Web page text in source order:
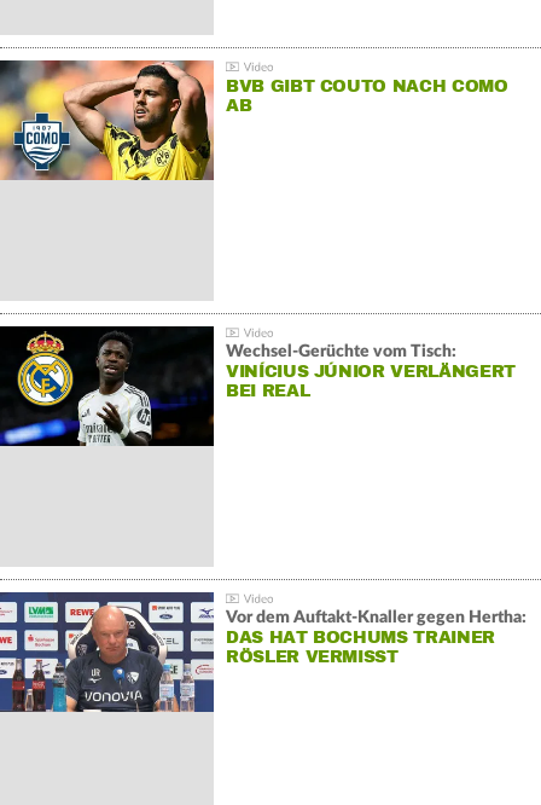
BVB GIBT COUTO NACH COMO
AB
Wechsel-Gerüchte vom Tisch:
VINÍCIUS JÚNIOR VERLÄNGERT
BEI REAL
Vor dem Auftakt-Knaller gegen Hertha:
DAS HAT BOCHUMS TRAINER
RÖSLER VERMISST